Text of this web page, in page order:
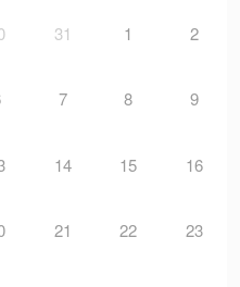
31 1 2
7 8 9
14 15 16
21 22 23